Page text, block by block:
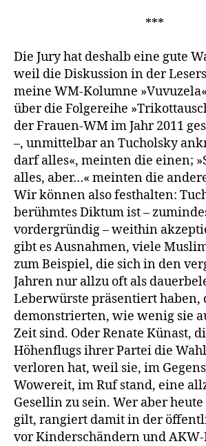
***
Die Jury hat deshalb eine gute
weil die Diskus­sion in der
meine WM-Kolumne
über die Folgereihe
der Frauen-WM im Jahr 2011
–, unmittelbar an Tucholsky
darf alles«, meinten die einen;
alles, aber…« meinten die
Wir können also festhalten:
berühmtes Diktum ist –
vordergründig – weithin
gibt es Aus­nahmen, viele
zum Beispiel, die sich in den
Jahren nur allzu oft als
Leberwürste prä­sentiert haben,
demonstrierten, wie wenig sie
Zeit sind. Oder Renate Künast,
Höhenflugs ihrer Partei die
verloren hat, weil sie, im
Wowereit, im Ruf stand, eine
Gesellin zu sein. Wer aber
gilt, rangiert damit in der
vor Kinderschändern und